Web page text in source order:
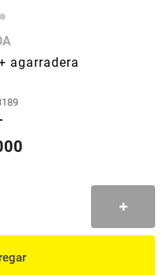
agarradera